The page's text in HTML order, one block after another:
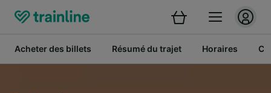
Acheter des billets Résumé du trajet Horaires